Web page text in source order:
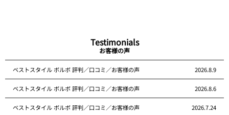
Testimonials
お客様の声
ベストスタイル ボルボ 評判／口コミ／お客様の声 2026.8.9
ベストスタイル ボルボ 評判／口コミ／お客様の声 2026.8.6
ベストスタイル ボルボ 評判／口コミ／お客様の声 2026.7.24